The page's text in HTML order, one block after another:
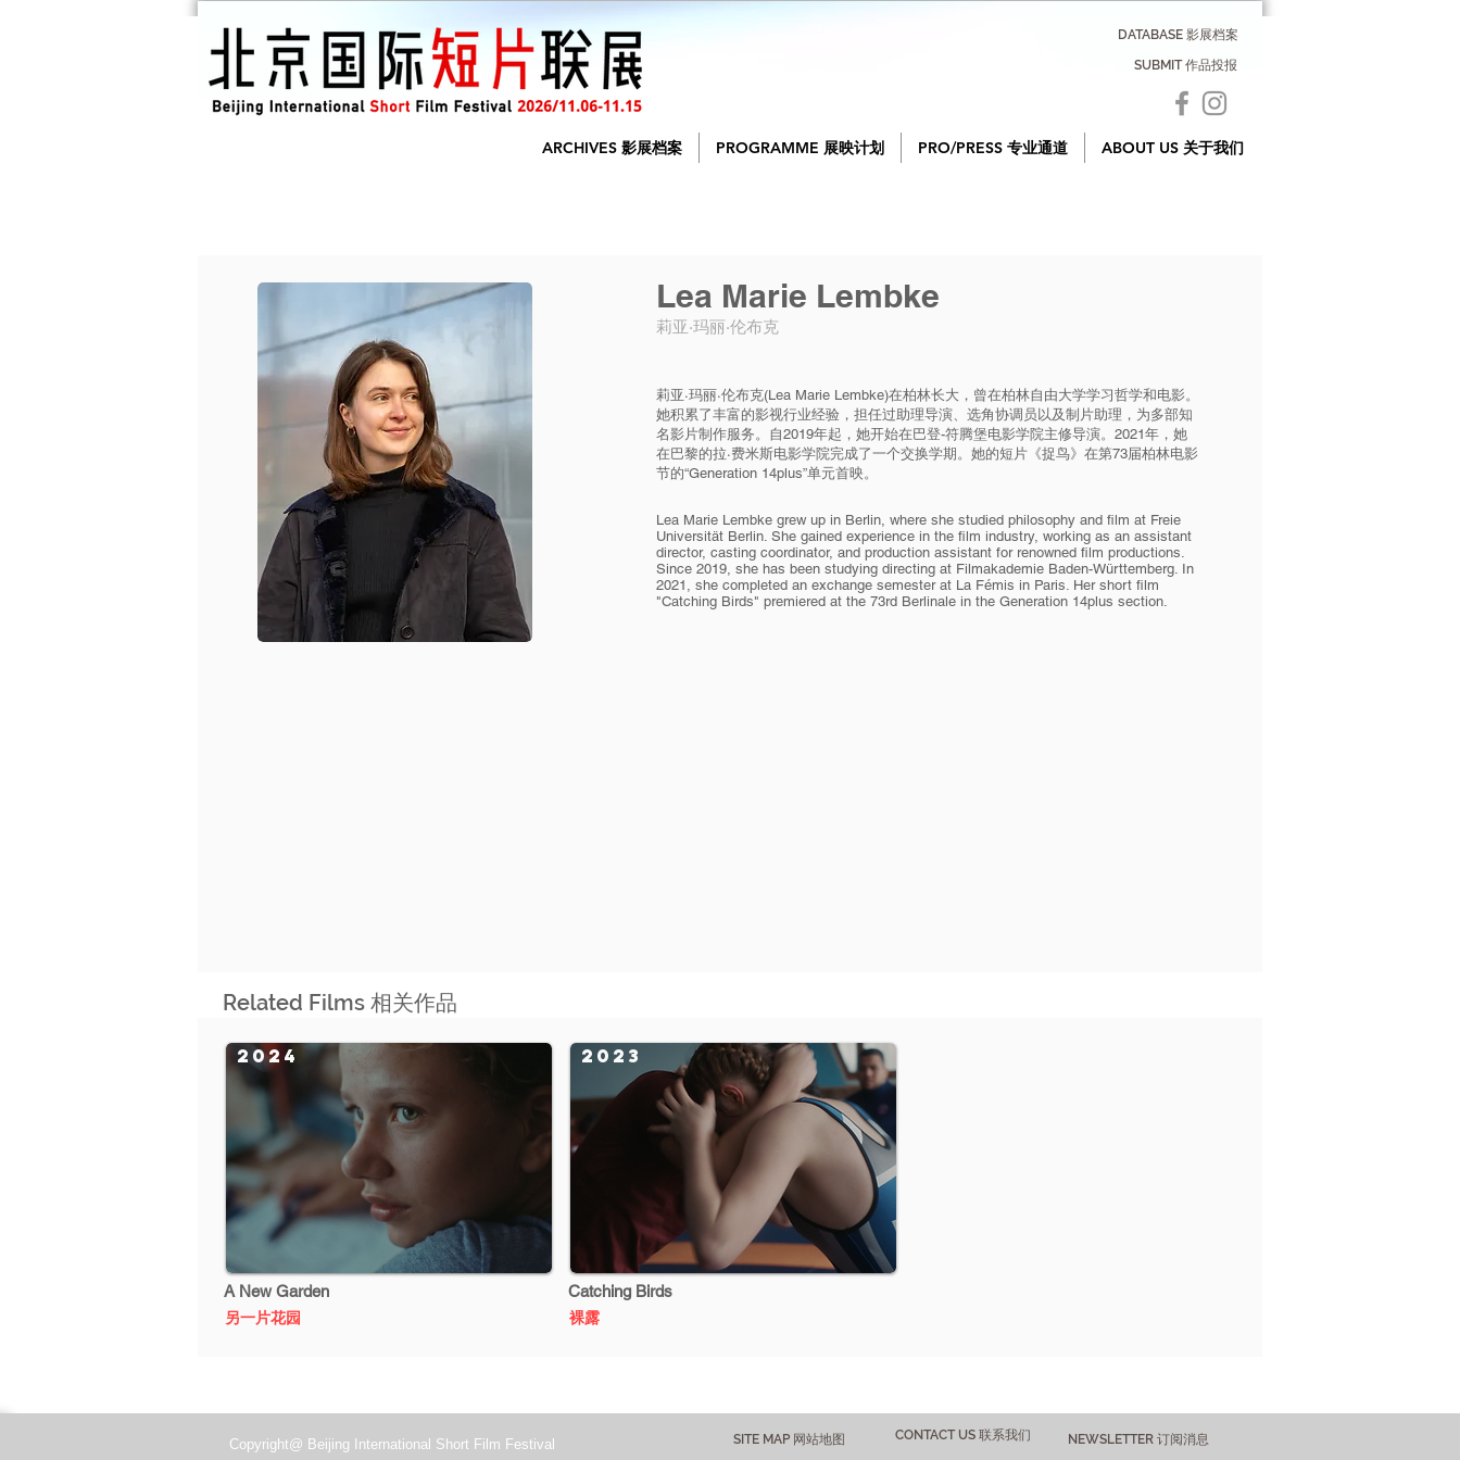
DATABASE 影展档案
SUBMIT 作品投报
ARCHIVES 影展档案 PROGRAMME 展映计划 PRO/PRESS 专业通道 ABOUT US 关于我们
Lea Marie Lembke
莉亚·玛丽·伦布克
莉亚·玛丽·伦布克(Lea Marie Lembke)在柏林长大，曾在柏林自由大学学习哲学和电影。
她积累了丰富的影视行业经验，担任过助理导演、选角协调员以及制片助理，为多部知
名影片制作服务。自2019年起，她开始在巴登-符腾堡电影学院主修导演。2021年，她
在巴黎的拉·费米斯电影学院完成了一个交换学期。她的短片《捉鸟》在第73届柏林电影
节的“Generation 14plus”单元首映。
Lea Marie Lembke grew up in Berlin, where she studied philosophy and film at Freie
Universität Berlin. She gained experience in the film industry, working as an assistant
director, casting coordinator, and production assistant for renowned film productions.
Since 2019, she has been studying directing at Filmakademie Baden-Württemberg. In
2021, she completed an exchange semester at La Fémis in Paris. Her short film
"Catching Birds" premiered at the 73rd Berlinale in the Generation 14plus section.
Related Films 相关作品
2024
A New Garden
另一片花园
2023
Catching Birds
裸露
Copyright@ Beijing International Short Film Festival SITE MAP 网站地图 CONTACT US 联系我们 NEWSLETTER 订阅消息